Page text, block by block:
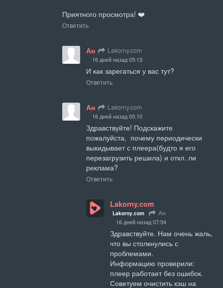
Приятного просмотра! ❤️
Ответить
Ан Lakorny.com
16 дней назад 05:13
И как зарегаться у вас тут?
Ответить
Ан Lakorny.com
16 дней назад 05:10
Здравствуйте! Подскажите
пожалуйста,  почему периодически
выкидывает с плеера(будто я его
перезагрузить решила) и откл. ли
реклама?
Ответить
Lakorny.com
Lakorny.com Ан
16 дней назад 07:54
Здравствуйте. Нам очень жаль,
что вы столкнулись с
проблемами.
Информацию проверили:
плеер работает без ошибок.
Советуем очистить кэш на